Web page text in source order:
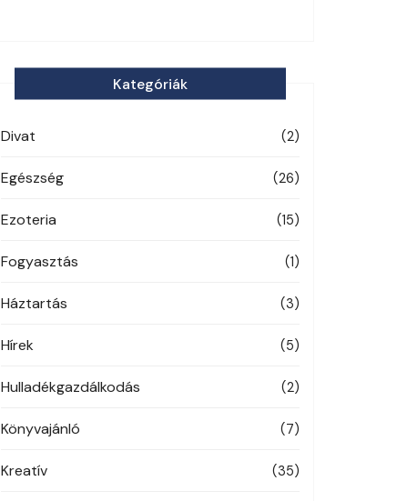
Kategóriák
Divat (2)
Egészség (26)
Ezoteria (15)
Fogyasztás (1)
Háztartás (3)
Hírek (5)
Hulladékgazdálkodás (2)
Könyvajánló (7)
Kreatív (35)